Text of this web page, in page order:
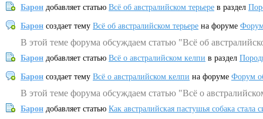
Барон добавляет статью Всё об австралийском терьере в раздел
Барон создает тему Всё об австралийском терьере на форуме
В этой теме форума обсуждаем статью "Всё об
Барон добавляет статью Всё о австралийском келпи в раздел
Барон создает тему Всё о австралийском келпи на форуме Форум
В этой теме форума обсуждаем статью "Всё о
Барон добавляет статью Как австралийская пастушья собака